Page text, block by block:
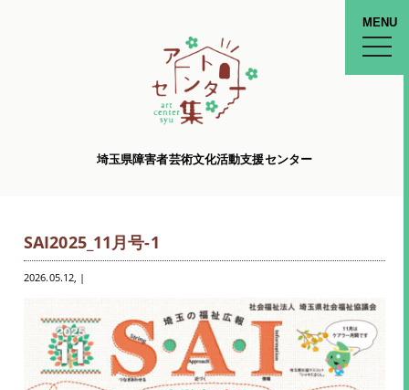
埼玉県障害者芸術文化活動支援センター
MENU
toggle
SAI2025_11月号-1
2026.05.12, |